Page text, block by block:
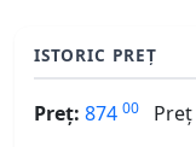
ISTORIC PREȚ
Preț: 874 00